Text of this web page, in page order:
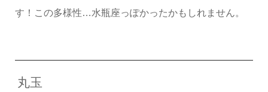
す！この多様性…水瓶座っぽかったかもしれません。
丸玉